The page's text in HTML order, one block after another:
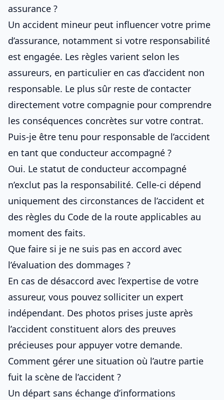
assurance ?
Un accident mineur peut influencer votre prime
d’assurance, notamment si votre responsabilité
est engagée. Les règles varient selon les
assureurs, en particulier en cas d’accident non
responsable. Le plus sûr reste de contacter
directement votre compagnie pour comprendre
les conséquences concrètes sur votre contrat.
Puis-je être tenu pour responsable de l’accident
en tant que conducteur accompagné ?
Oui. Le statut de conducteur accompagné
n’exclut pas la responsabilité. Celle-ci dépend
uniquement des circonstances de l’accident et
des règles du Code de la route applicables au
moment des faits.
Que faire si je ne suis pas en accord avec
l’évaluation des dommages ?
En cas de désaccord avec l’expertise de votre
assureur, vous pouvez solliciter un expert
indépendant. Des photos prises juste après
l’accident constituent alors des preuves
précieuses pour appuyer votre demande.
Comment gérer une situation où l’autre partie
fuit la scène de l’accident ?
Un départ sans échange d’informations